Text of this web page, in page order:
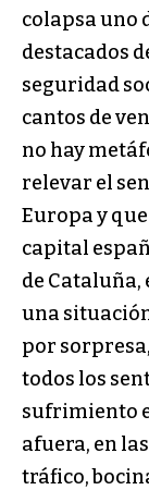
colapsa uno
destacados
seguridad
cantos de
no hay
relevar el
Europa y
capital
de Cataluña,
una
por
todos los
sufrimiento
afuera, en
tráfico,